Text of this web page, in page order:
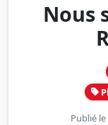
Nous
Publié